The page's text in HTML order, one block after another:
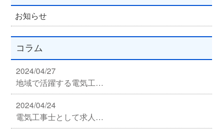
お知らせ
コラム
2024/04/27
地域で活躍する電気工…
2024/04/24
電気工事士として求人…